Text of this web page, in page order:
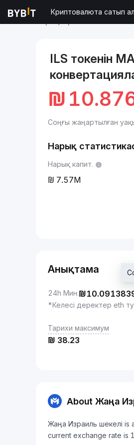
Криптовалюта сатып
ILS токенін
₪
Соңғы жаңартылған
Нарық
Нарық капит.
7.57M
Анықтама
24h Мин.₪
*Келесі деректер eth
Тарихи максимум
₪ 38.23
About Жаңа
Жаңа Израиль шекелі is
current exchange rate is